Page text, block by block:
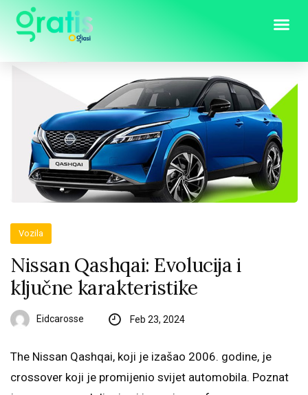
Vozila
Nissan Qashqai: Evolucija i
ključne karakteristike
Eidcarosse Feb 23, 2024
The Nissan Qashqai, koji je izašao 2006. godine, je
crossover koji je promijenio svijet automobila. Poznat